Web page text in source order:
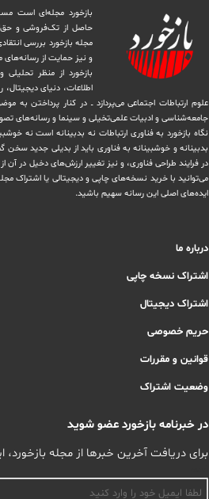
بازخورد مجله‌ای است
حاصل از تک‌فروشی و
مجله بازخورد بررسی
و نیز حمایت از
بازخورد از منظر تحلیلی
اطلاعات، دنیای دیجیتال،
علوم ارتباطات اجتماعی می‌پردازد ــ در کنار پرداختن
‏جامعه‌شناسی و ادبیات علمی‌تخیلی و سینما و رسانه‌های
نگاه بازخورد به فناوری ارتباطات نه بدبینانه است نه
بدبینانه و خوشبینانه به فناوری باید از بدیلی جدید
در ‏فرایند طراحی فناوری، و نیز تغییر ارزش‌های دخيل در
می‌توانید با خرید نسخه‌های چاپی و دیجیتالی یا ‏اشتراک
ایده‌های اصلی این رسانه سهیم باشید.
درباره ما
اشتراک نسخه چاپی
اشتراک دیجیتال
حریم خصوصی
قوانین و مقررات
وضعیت اشتراک
در خبرنامه بازخورد عضو شوید
برای دریافت آخرین خبرها از مجله بازخورد،